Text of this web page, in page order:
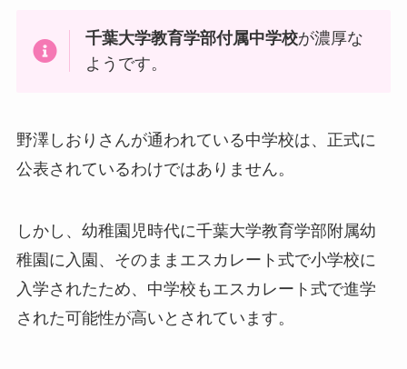
千葉大学教育学部付属中学校が濃厚な
ようです。
野澤しおりさんが通われている中学校は、正式に
公表されているわけではありません。
しかし、幼稚園児時代に千葉大学教育学部附属幼
稚園に入園、そのままエスカレート式で小学校に
入学されたため、中学校もエスカレート式で進学
された可能性が高いとされています。